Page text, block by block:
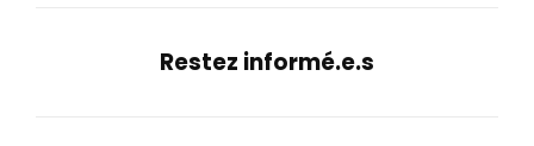
Restez informé.e.s